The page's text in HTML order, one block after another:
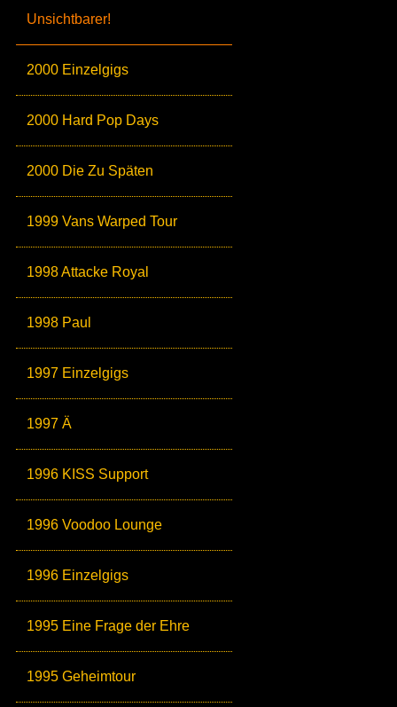
Unsichtbarer!
2000 Einzelgigs
2000 Hard Pop Days
2000 Die Zu Späten
1999 Vans Warped Tour
1998 Attacke Royal
1998 Paul
1997 Einzelgigs
1997 Ä
1996 KISS Support
1996 Voodoo Lounge
1996 Einzelgigs
1995 Eine Frage der Ehre
1995 Geheimtour